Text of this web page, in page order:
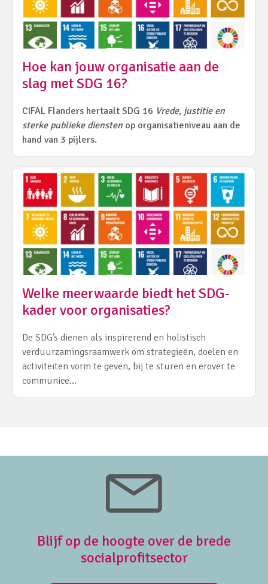
Hoe kan jouw organisatie aan de
slag met SDG 16?
CIFAL Flanders hertaalt SDG 16 Vrede, justitie en
sterke publieke diensten op organisatieniveau aan de
hand van 3 pijlers.
Welke meerwaarde biedt het SDG-
kader voor organisaties?
De SDG’s dienen als inspirerend en holistisch
verduurzamingsraamwerk om strategieën, doelen en
activiteiten vorm te geven, bij te sturen en erover te
communice…
Blijf op de hoogte over de brede
socialprofitsector